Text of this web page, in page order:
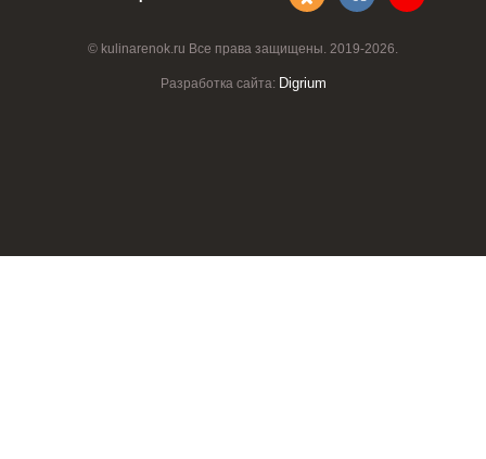
© kulinarenok.ru Все права защищены. 2019-2026.
Разработка сайта: Digrium